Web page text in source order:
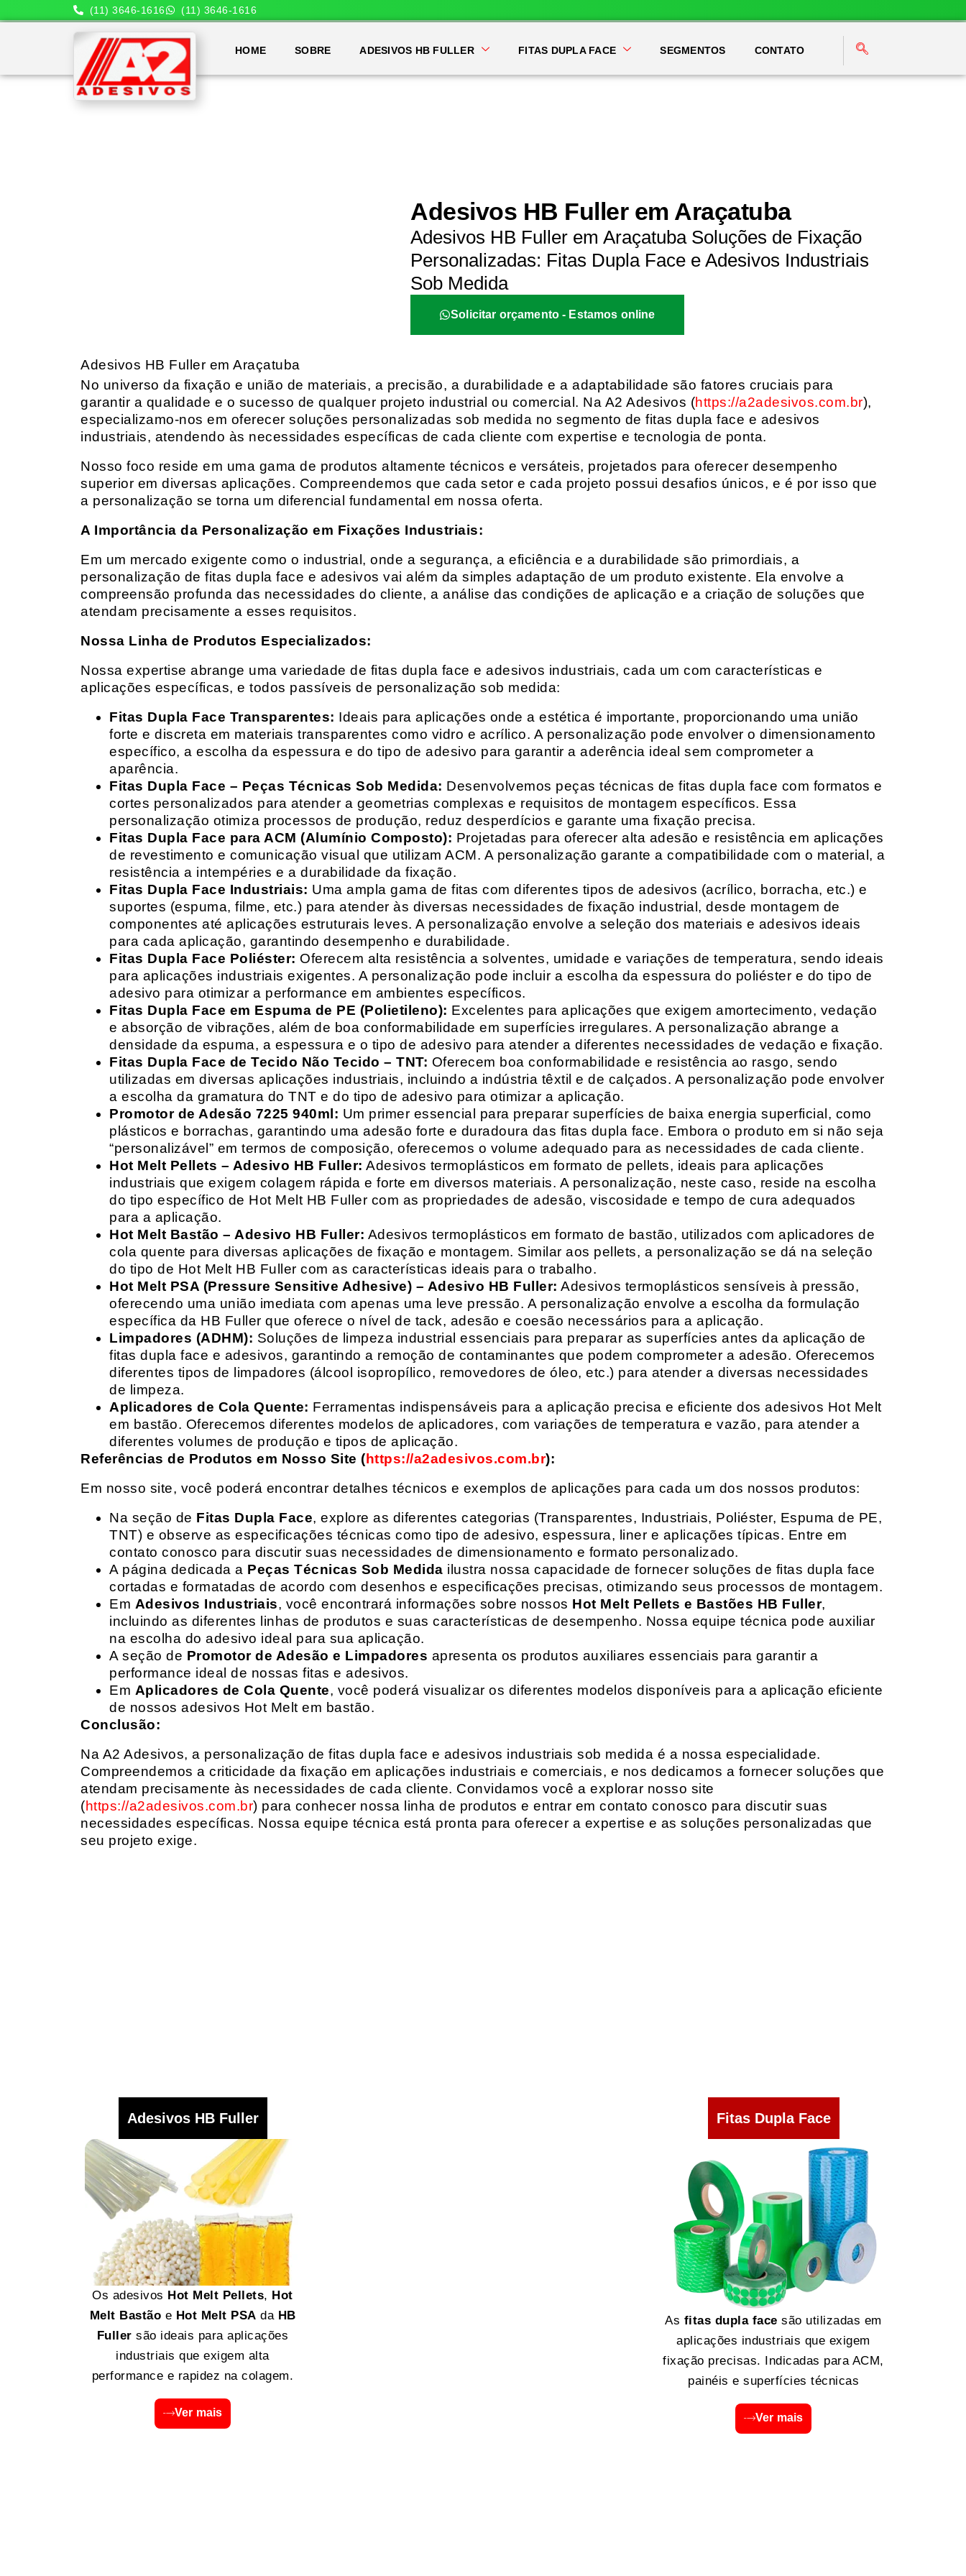
(11) 3646-1616 (11) 3646-1616
HOME SOBRE ADESIVOS HB FULLER FITAS DUPLA FACE SEGMENTOS CONTATO
Adesivos HB Fuller em Araçatuba
Adesivos HB Fuller em Araçatuba Soluções de Fixação
Personalizadas: Fitas Dupla Face e Adesivos Industriais
Sob Medida
Solicitar orçamento - Estamos online
Adesivos HB Fuller em Araçatuba
No universo da fixação e união de materiais, a precisão, a durabilidade e a adaptabilidade são fatores cruciais para
garantir a qualidade e o sucesso de qualquer projeto industrial ou comercial. Na A2 Adesivos (https://a2adesivos.com.br),
especializamo-nos em oferecer soluções personalizadas sob medida no segmento de fitas dupla face e adesivos
industriais, atendendo às necessidades específicas de cada cliente com expertise e tecnologia de ponta.
Nosso foco reside em uma gama de produtos altamente técnicos e versáteis, projetados para oferecer desempenho
superior em diversas aplicações. Compreendemos que cada setor e cada projeto possui desafios únicos, e é por isso que
a personalização se torna um diferencial fundamental em nossa oferta.
A Importância da Personalização em Fixações Industriais:
Em um mercado exigente como o industrial, onde a segurança, a eficiência e a durabilidade são primordiais, a
personalização de fitas dupla face e adesivos vai além da simples adaptação de um produto existente. Ela envolve a
compreensão profunda das necessidades do cliente, a análise das condições de aplicação e a criação de soluções que
atendam precisamente a esses requisitos.
Nossa Linha de Produtos Especializados:
Nossa expertise abrange uma variedade de fitas dupla face e adesivos industriais, cada um com características e
aplicações específicas, e todos passíveis de personalização sob medida:
Fitas Dupla Face Transparentes: Ideais para aplicações onde a estética é importante, proporcionando uma união
forte e discreta em materiais transparentes como vidro e acrílico. A personalização pode envolver o dimensionamento
específico, a escolha da espessura e do tipo de adesivo para garantir a aderência ideal sem comprometer a
aparência.
Fitas Dupla Face – Peças Técnicas Sob Medida: Desenvolvemos peças técnicas de fitas dupla face com formatos e
cortes personalizados para atender a geometrias complexas e requisitos de montagem específicos. Essa
personalização otimiza processos de produção, reduz desperdícios e garante uma fixação precisa.
Fitas Dupla Face para ACM (Alumínio Composto): Projetadas para oferecer alta adesão e resistência em aplicações
de revestimento e comunicação visual que utilizam ACM. A personalização garante a compatibilidade com o material, a
resistência a intempéries e a durabilidade da fixação.
Fitas Dupla Face Industriais: Uma ampla gama de fitas com diferentes tipos de adesivos (acrílico, borracha, etc.) e
suportes (espuma, filme, etc.) para atender às diversas necessidades de fixação industrial, desde montagem de
componentes até aplicações estruturais leves. A personalização envolve a seleção dos materiais e adesivos ideais
para cada aplicação, garantindo desempenho e durabilidade.
Fitas Dupla Face Poliéster: Oferecem alta resistência a solventes, umidade e variações de temperatura, sendo ideais
para aplicações industriais exigentes. A personalização pode incluir a escolha da espessura do poliéster e do tipo de
adesivo para otimizar a performance em ambientes específicos.
Fitas Dupla Face em Espuma de PE (Polietileno): Excelentes para aplicações que exigem amortecimento, vedação
e absorção de vibrações, além de boa conformabilidade em superfícies irregulares. A personalização abrange a
densidade da espuma, a espessura e o tipo de adesivo para atender a diferentes necessidades de vedação e fixação.
Fitas Dupla Face de Tecido Não Tecido – TNT: Oferecem boa conformabilidade e resistência ao rasgo, sendo
utilizadas em diversas aplicações industriais, incluindo a indústria têxtil e de calçados. A personalização pode envolver
a escolha da gramatura do TNT e do tipo de adesivo para otimizar a aplicação.
Promotor de Adesão 7225 940ml: Um primer essencial para preparar superfícies de baixa energia superficial, como
plásticos e borrachas, garantindo uma adesão forte e duradoura das fitas dupla face. Embora o produto em si não seja
“personalizável” em termos de composição, oferecemos o volume adequado para as necessidades de cada cliente.
Hot Melt Pellets – Adesivo HB Fuller: Adesivos termoplásticos em formato de pellets, ideais para aplicações
industriais que exigem colagem rápida e forte em diversos materiais. A personalização, neste caso, reside na escolha
do tipo específico de Hot Melt HB Fuller com as propriedades de adesão, viscosidade e tempo de cura adequados
para a aplicação.
Hot Melt Bastão – Adesivo HB Fuller: Adesivos termoplásticos em formato de bastão, utilizados com aplicadores de
cola quente para diversas aplicações de fixação e montagem. Similar aos pellets, a personalização se dá na seleção
do tipo de Hot Melt HB Fuller com as características ideais para o trabalho.
Hot Melt PSA (Pressure Sensitive Adhesive) – Adesivo HB Fuller: Adesivos termoplásticos sensíveis à pressão,
oferecendo uma união imediata com apenas uma leve pressão. A personalização envolve a escolha da formulação
específica da HB Fuller que oferece o nível de tack, adesão e coesão necessários para a aplicação.
Limpadores (ADHM): Soluções de limpeza industrial essenciais para preparar as superfícies antes da aplicação de
fitas dupla face e adesivos, garantindo a remoção de contaminantes que podem comprometer a adesão. Oferecemos
diferentes tipos de limpadores (álcool isopropílico, removedores de óleo, etc.) para atender a diversas necessidades
de limpeza.
Aplicadores de Cola Quente: Ferramentas indispensáveis para a aplicação precisa e eficiente dos adesivos Hot Melt
em bastão. Oferecemos diferentes modelos de aplicadores, com variações de temperatura e vazão, para atender a
diferentes volumes de produção e tipos de aplicação.
Referências de Produtos em Nosso Site (https://a2adesivos.com.br):
Em nosso site, você poderá encontrar detalhes técnicos e exemplos de aplicações para cada um dos nossos produtos:
Na seção de Fitas Dupla Face, explore as diferentes categorias (Transparentes, Industriais, Poliéster, Espuma de PE,
TNT) e observe as especificações técnicas como tipo de adesivo, espessura, liner e aplicações típicas. Entre em
contato conosco para discutir suas necessidades de dimensionamento e formato personalizado.
A página dedicada a Peças Técnicas Sob Medida ilustra nossa capacidade de fornecer soluções de fitas dupla face
cortadas e formatadas de acordo com desenhos e especificações precisas, otimizando seus processos de montagem.
Em Adesivos Industriais, você encontrará informações sobre nossos Hot Melt Pellets e Bastões HB Fuller,
incluindo as diferentes linhas de produtos e suas características de desempenho. Nossa equipe técnica pode auxiliar
na escolha do adesivo ideal para sua aplicação.
A seção de Promotor de Adesão e Limpadores apresenta os produtos auxiliares essenciais para garantir a
performance ideal de nossas fitas e adesivos.
Em Aplicadores de Cola Quente, você poderá visualizar os diferentes modelos disponíveis para a aplicação eficiente
de nossos adesivos Hot Melt em bastão.
Conclusão:
Na A2 Adesivos, a personalização de fitas dupla face e adesivos industriais sob medida é a nossa especialidade.
Compreendemos a criticidade da fixação em aplicações industriais e comerciais, e nos dedicamos a fornecer soluções que
atendam precisamente às necessidades de cada cliente. Convidamos você a explorar nosso site
(https://a2adesivos.com.br) para conhecer nossa linha de produtos e entrar em contato conosco para discutir suas
necessidades específicas. Nossa equipe técnica está pronta para oferecer a expertise e as soluções personalizadas que
seu projeto exige.
Adesivos HB Fuller
Os adesivos Hot Melt Pellets, Hot
Melt Bastão e Hot Melt PSA da HB
Fuller são ideais para aplicações
industriais que exigem alta
performance e rapidez na colagem.
Ver mais
Fitas Dupla Face
As fitas dupla face são utilizadas em
aplicações industriais que exigem
fixação precisas. Indicadas para ACM,
painéis e superfícies técnicas
Ver mais